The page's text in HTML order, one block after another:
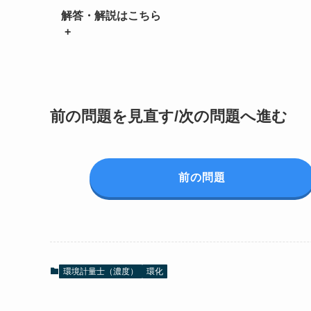
解答・解説はこちら
+
前の問題を見直す/次の問題へ進む
前の問題
環境計量士（濃度） 環化